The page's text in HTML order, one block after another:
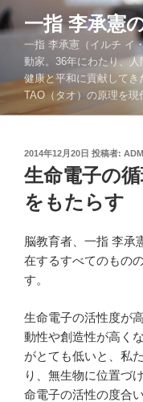
コ
ン
ツ
一指 李承憲
一指 李承憲（イルチ イ
動家。36年にわたり、
健康と平和に貢献して
TAO（タオ）の原理を
投
稿
日:
2014年12月20日 投稿者:
生命電子の
をもたらす
脳教育者、一指 李承
在するすべてのもの
す。
生命電子の活性度が
動性や創造性が高く
がとても低いと、私
り、無生物に位置づ
命電子の活性の度合